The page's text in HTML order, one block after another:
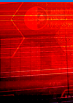
Pular para o